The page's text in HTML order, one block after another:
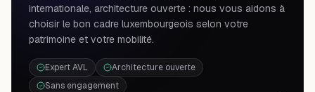
internationale, architecture ouverte : nous vous aidons à
choisir le bon cadre luxembourgeois selon votre
patrimoine et votre mobilité.
Expert AVL
Architecture ouverte
Sans engagement